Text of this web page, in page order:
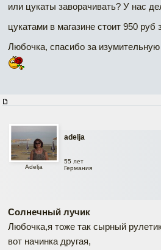
или цукаты заворачивать? У нас
цукатами в магазине стоит 950 руб
Любочка, спасибо за
adelja
Adelja
55 лет
Германия
Солнечный лучик
Любочка,я тоже так сырный
вот начинка другая,